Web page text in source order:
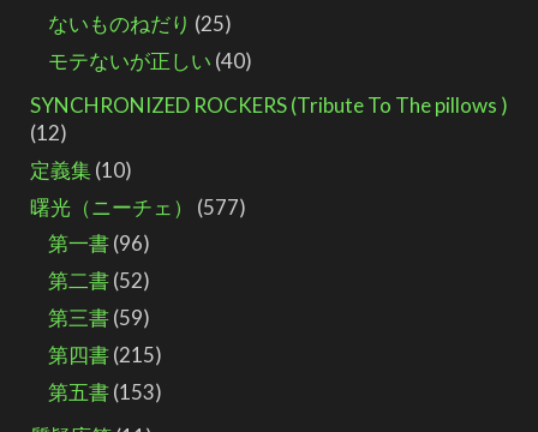
ないものねだり (25)
モテないが正しい (40)
SYNCHRONIZED ROCKERS (Tribute To The pillows )
(12)
定義集(10)
曙光（ニーチェ）
(577)
第一書(96)
第二書(52)
第三書(59)
第四書(215)
第五書(153)